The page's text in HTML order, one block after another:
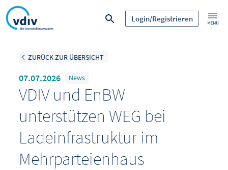
Login/Registrieren
ZURÜCK ZUR ÜBERSICHT
07.07.2026 News
VDIV und EnBW
unterstützen WEG bei
Ladeinfrastruktur im
Mehrparteienhaus